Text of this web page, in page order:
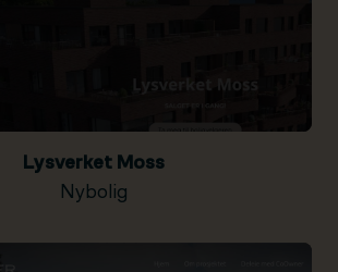
Lysverket Moss
Nybolig